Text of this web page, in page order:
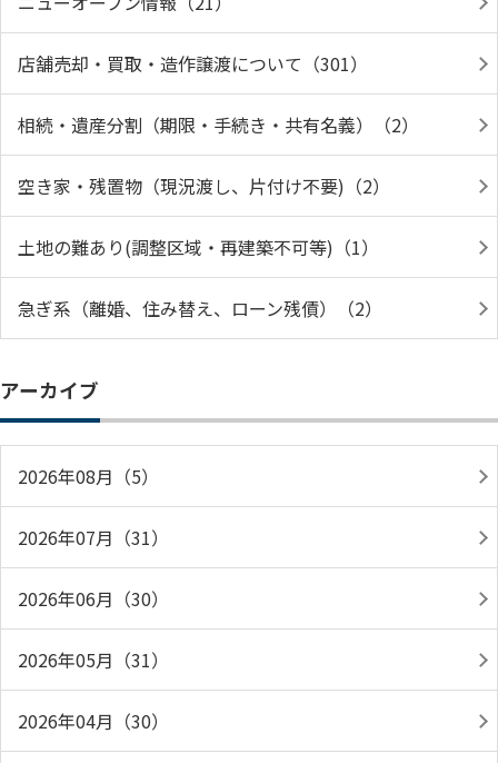
店舗売却・買取・造作譲渡について（301）
相続・遺産分割（期限・手続き・共有名義）（2）
空き家・残置物（現況渡し、片付け不要)（2）
土地の難あり(調整区域・再建築不可等)（1）
急ぎ系（離婚、住み替え、ローン残債）（2）
アーカイブ
2026年08月（5）
2026年07月（31）
2026年06月（30）
2026年05月（31）
2026年04月（30）